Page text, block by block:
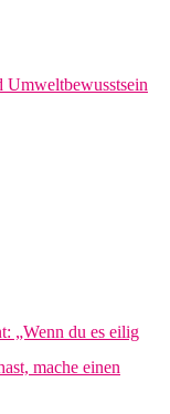
Umweltbewusstsein
„Wenn du es eilig
mache einen